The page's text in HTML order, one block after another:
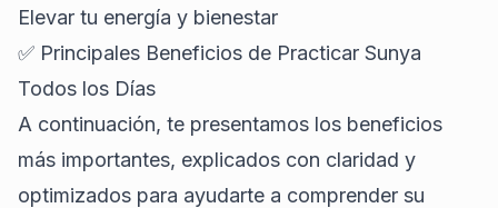
Elevar tu energía y bienestar
✅ Principales Beneficios de Practicar Sunya
Todos los Días
A continuación, te presentamos los beneficios
más importantes, explicados con claridad y
optimizados para ayudarte a comprender su